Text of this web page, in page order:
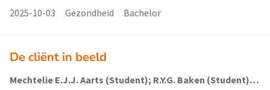
2025-10-03
Gezondheid Bachelor
De cliënt in beeld
Mechtelie E.J.J. Aarts (Student); R.Y.G. Baken (Student); Laura Zwinkels (Begeleider)